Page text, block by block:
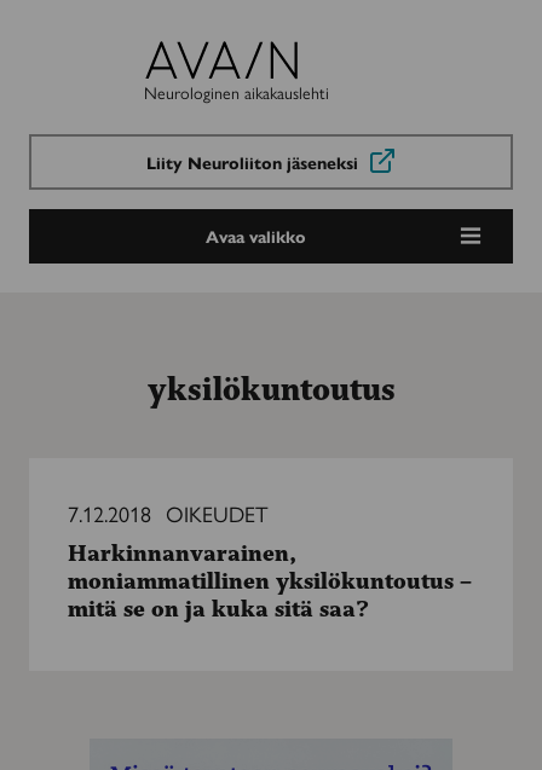
Avain-
lehti
Neurologinen aikakauslehti
Liity Neuroliiton jäseneksi
Avaa valikko
yksilökuntoutus
moniammatillinen
yksilökuntoutus
mitä
7.12.2018 OIKEUDET
Harkinnanvarainen,
moniammatillinen yksilökuntoutus –
mitä se on ja kuka sitä saa?